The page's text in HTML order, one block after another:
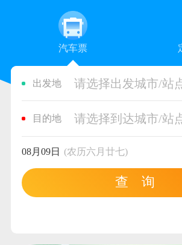
汽车票
出发地 请选择出发城市/站
目的地 请选择到达城市/站
08月09日 (农历六月廿七)
查 询